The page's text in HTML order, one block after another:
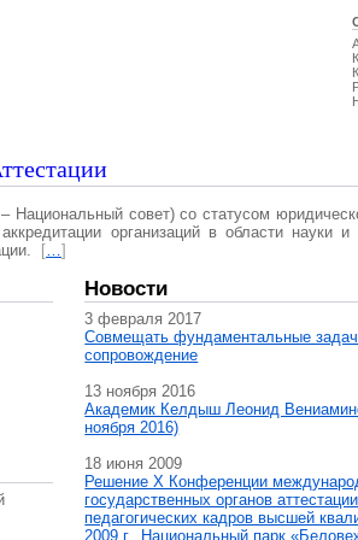
Национальный совет) со статусом
организаций в области науки
[…]
Новости
3 февраля 2017
Совмещать фундаментальные
сопровождение
13 ноября 2016
Академик Келдыш Леонид
ноября 2016)
18 июня 2009
Решение X Конференции
государственных органов
педагогических кадров высшей
2009 г., Национальный парк